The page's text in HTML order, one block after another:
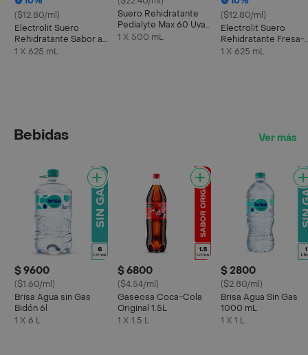
($12.80/ml)
Electrolit Suero
Rehidratante Sabor a
Maracuyá
1 X 625 mL
Suero Rehidratante
Pedialyte Max 60 Uva
Frasco 500 mL
1 X 500 mL
($12.80/ml)
Electrolit Suero
Rehidratante Fresa-
Kiwi
1 X 625 mL
Bebidas Ver más
$ 9600
($1.60/ml)
Brisa Agua sin Gas
Bidón 6l
1 X 6 L
$ 6800
($4.54/ml)
Gaseosa Coca-Cola
Original 1.5L
1 X 1.5 L
$ 2800
($2.80/ml)
Brisa Agua Sin Gas
1000 mL
1 X 1 L